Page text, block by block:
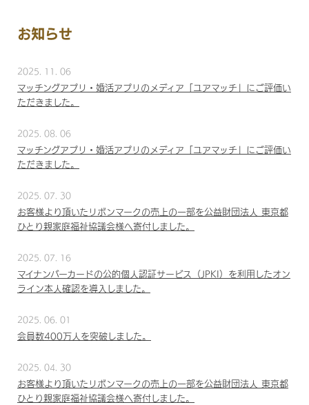
お知らせ
2025. 11. 06
マッチングアプリ・婚活アプリのメディア「ユアマッチ」にご評価い
ただきました。
2025. 08. 06
マッチングアプリ・婚活アプリのメディア「ユアマッチ」にご評価い
ただきました。
2025. 07. 30
お客様より頂いたリボンマークの売上の一部を公益財団法人 東京都
ひとり親家庭福祉協議会様へ寄付しました。
2025. 07. 16
マイナンバーカードの公的個人認証サービス（JPKI）を利用したオン
ライン本人確認を導入しました。
2025. 06. 01
会員数400万人を突破しました。
2025. 04. 30
お客様より頂いたリボンマークの売上の一部を公益財団法人 東京都
ひとり親家庭福祉協議会様へ寄付しました。